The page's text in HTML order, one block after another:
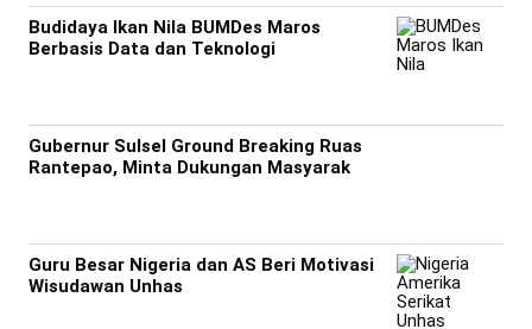
Budidaya Ikan Nila BUMDes Maros
Berbasis Data dan Teknologi
Gubernur Sulsel Ground Breaking Ruas
Rantepao, Minta Dukungan Masyarak
Guru Besar Nigeria dan AS Beri Motivasi
Wisudawan Unhas